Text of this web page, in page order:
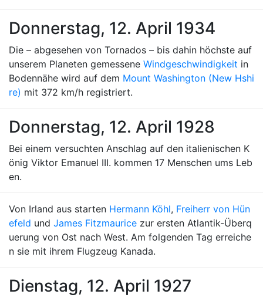
Donnerstag, 12. April 1934
Die – abgesehen von Tornados – bis dahin höchste auf
unserem Planeten gemessene Windgeschwindigkeit in
Bodennähe wird auf dem Mount Washington (New Hshi
re) mit 372 km/h registriert.
Donnerstag, 12. April 1928
Bei einem versuchten Anschlag auf den italienischen K
önig Viktor Emanuel III. kommen 17 Menschen ums Leb
en.
Von Irland aus starten Hermann Köhl, Freiherr von Hün
efeld und James Fitzmaurice zur ersten Atlantik-Überq
uerung von Ost nach West. Am folgenden Tag erreiche
n sie mit ihrem Flugzeug Kanada.
Dienstag, 12. April 1927